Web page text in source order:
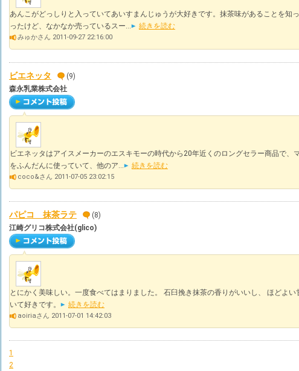
あんこがどっしりと入っていてあいすまんじゅうが大好きです。抹茶味があることを知
ったけど、なかなか売っているスー...
続きを読む
みゅかさん 2011-09-27 22:16:00
ビエネッタ
(9)
森永乳業株式会社
ビエネッタはアイスメーカーのエスキモーの時代から20年近くのロングセラー商品で、
をふんだんに使っていて、他のア...
続きを読む
coco&さん 2011-07-05 23:02:15
パピコ 抹茶ラテ
(8)
江崎グリコ株式会社(glico)
とにかく美味しい。一度食べてはまりました。 石臼挽き抹茶の香りがいいし、 ほどよ
いて好きです。
続きを読む
aoiriaさん 2011-07-01 14:42:03
1
2